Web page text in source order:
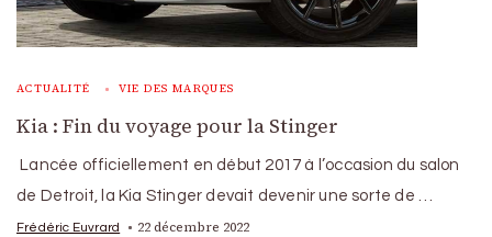
ACTUALITÉ VIE DES MARQUES
Kia : Fin du voyage pour la Stinger
Lancée officiellement en début 2017 à l’occasion du salon
de Detroit, la Kia Stinger devait devenir une sorte de …
Frédéric Euvrard 22 décembre 2022